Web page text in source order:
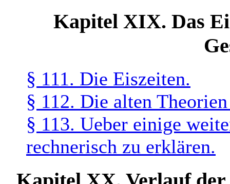
Kapitel XIX. Das
§ 111. Die Eiszeiten.
§ 112. Die alten
§ 113. Ueber einige
rechnerisch zu erklären.